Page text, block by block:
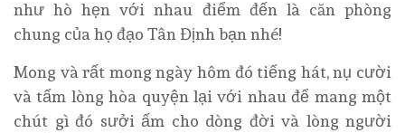
như hò hẹn với nhau điểm đến là căn phòng
chung của họ đạo Tân Định bạn nhé!
Mong và rất mong ngày hôm đó tiếng hát, nụ cười
và tấm lòng hòa quyện lại với nhau để mang một
chút gì đó sưởi ấm cho dòng đời và lòng người